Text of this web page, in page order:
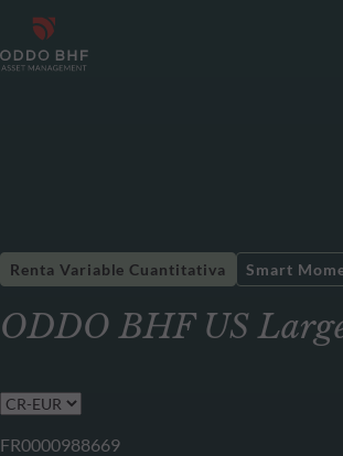
ODDO BHF US
Renta Variable Cuantitativa Smart
FR0000988669